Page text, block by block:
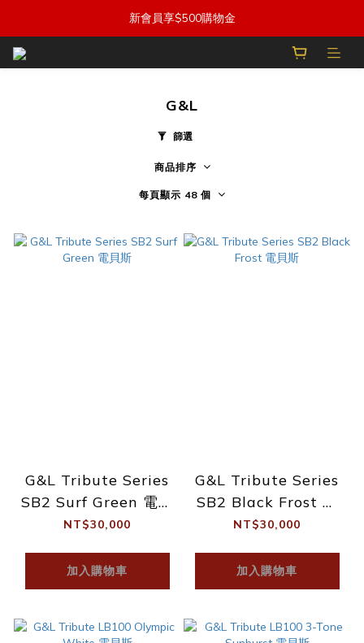
新會員享$500購物金
G&L
篩選
商品排序
每頁顯示 48 個
G&L Tribute Series
SB2 Surf Green 電貝
斯
NT$30,000
加入購物車
G&L Tribute Series
SB2 Black Frost 電
貝斯
NT$30,000
加入購物車